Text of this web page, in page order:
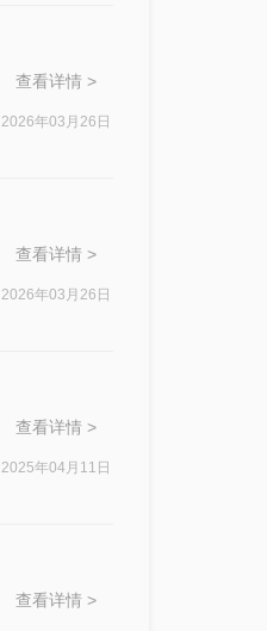
查看详情 >
2026年03月26日
查看详情 >
2026年03月26日
查看详情 >
2025年04月11日
查看详情 >